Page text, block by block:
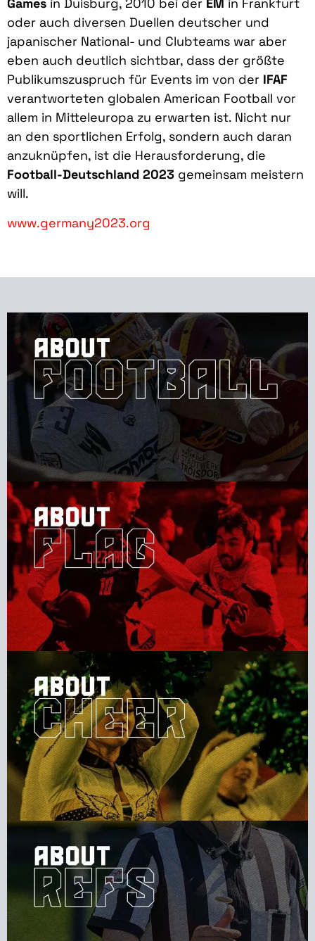
Games in Duisburg, 2010 bei der EM in Frankfurt
oder auch diversen Duellen deutscher und
japanischer National- und Clubteams war aber
eben auch deutlich sichtbar, dass der größte
Publikumszuspruch für Events im von der IFAF
verantworteten globalen American Football vor
allem in Mitteleuropa zu erwarten ist. Nicht nur
an den sportlichen Erfolg, sondern auch daran
anzuknüpfen, ist die Herausforderung, die
Football-Deutschland 2023 gemeinsam meistern
will.
www.germany2023.org